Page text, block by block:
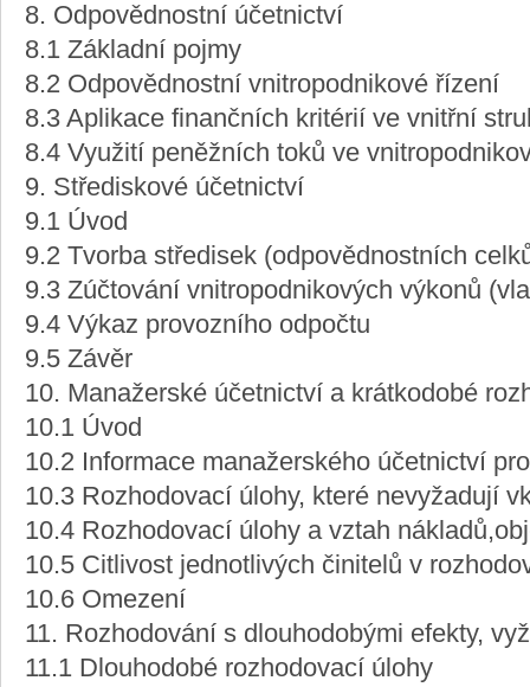
8. Odpovědnostní účetnictví
8.1 Základní pojmy
8.2 Odpovědnostní vnitropodnikové řízení
8.3 Aplikace finančních kritérií ve vnitřní
8.4 Využití peněžních toků ve
9. Střediskové účetnictví
9.1 Úvod
9.2 Tvorba středisek (odpovědnostních
9.3 Zúčtování vnitropodnikových výkonů
9.4 Výkaz provozního odpočtu
9.5 Závěr
10. Manažerské účetnictví a krátkodobé
10.1 Úvod
10.2 Informace manažerského účetnictví
10.3 Rozhodovací úlohy, které nevyžadují
10.4 Rozhodovací úlohy a vztah
10.5 Citlivost jednotlivých činitelů v
10.6 Omezení
11. Rozhodování s dlouhodobými efekty,
11.1 Dlouhodobé rozhodovací úlohy